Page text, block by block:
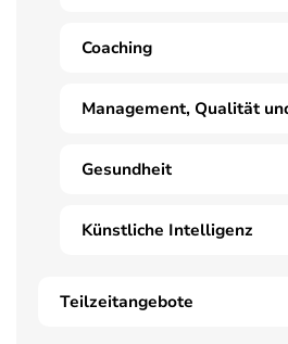
Coaching
Management, Qualität
Gesundheit
Künstliche Intelligenz
Teilzeitangebote